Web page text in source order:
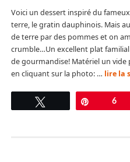
Voici un dessert inspiré du
terre, le gratin dauphinois. Mais
de terre par des pommes et on
crumble…Un excellent plat
de gourmandise! Matériel un
en cliquant sur la photo: … lire la
Tweetez Épingle
6